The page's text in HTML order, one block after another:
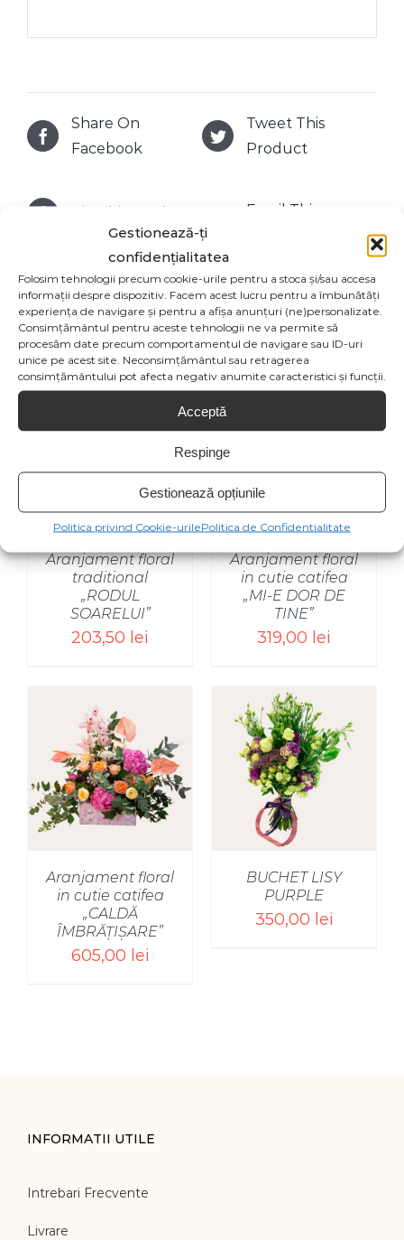
Gestionează-ți
confidențialitatea
Folosim tehnologii precum cookie-urile pentru a stoca și/sau accesa
informații despre dispozitiv. Facem acest lucru pentru a îmbunătăți
experiența de navigare și pentru a afișa anunțuri (ne)personalizate.
Consimțământul pentru aceste tehnologii ne va permite să
procesăm date precum comportamentul de navigare sau ID-uri
unice pe acest site. Neconsimțământul sau retragerea
consimțământului pot afecta negativ anumite caracteristici și funcții.
Acceptă
Respinge
Gestionează opțiunile
Politica privind Cookie-urilePolitica de Confidentialitate
Share On
Facebook
Tweet This
Product
Email This
Produse similare
Aranjament floral
traditional
„RODUL
SOARELUI”
203,50 lei
SELECT OPTIONS
Aranjament floral
in cutie catifea
„MI-E DOR DE
TINE”
319,00 lei
Aranjament floral
in cutie catifea
„CALDĂ
ÎMBRĂȚIȘARE”
605,00 lei
SELECT OPTIONS
/
BUCHET LISY
PURPLE
350,00 lei
INFORMATII UTILE
Intrebari Frecvente
Livrare